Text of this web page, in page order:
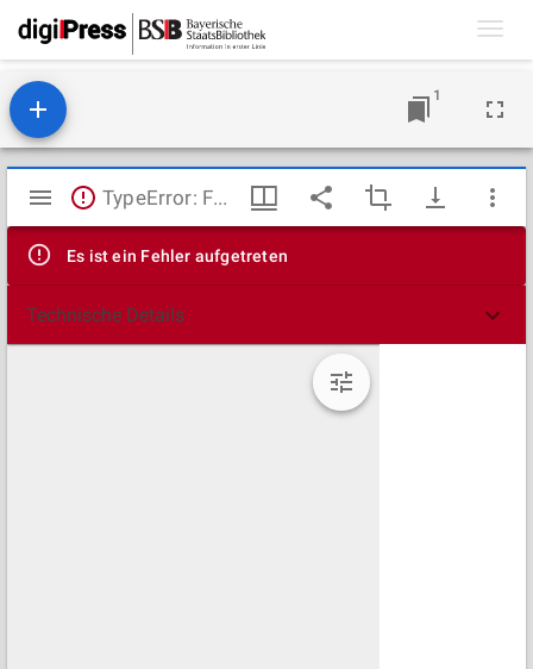
1
Mirador
Viewer
TypeError: Failed to fetch
Es ist ein Fehler aufgetreten
Technische Details